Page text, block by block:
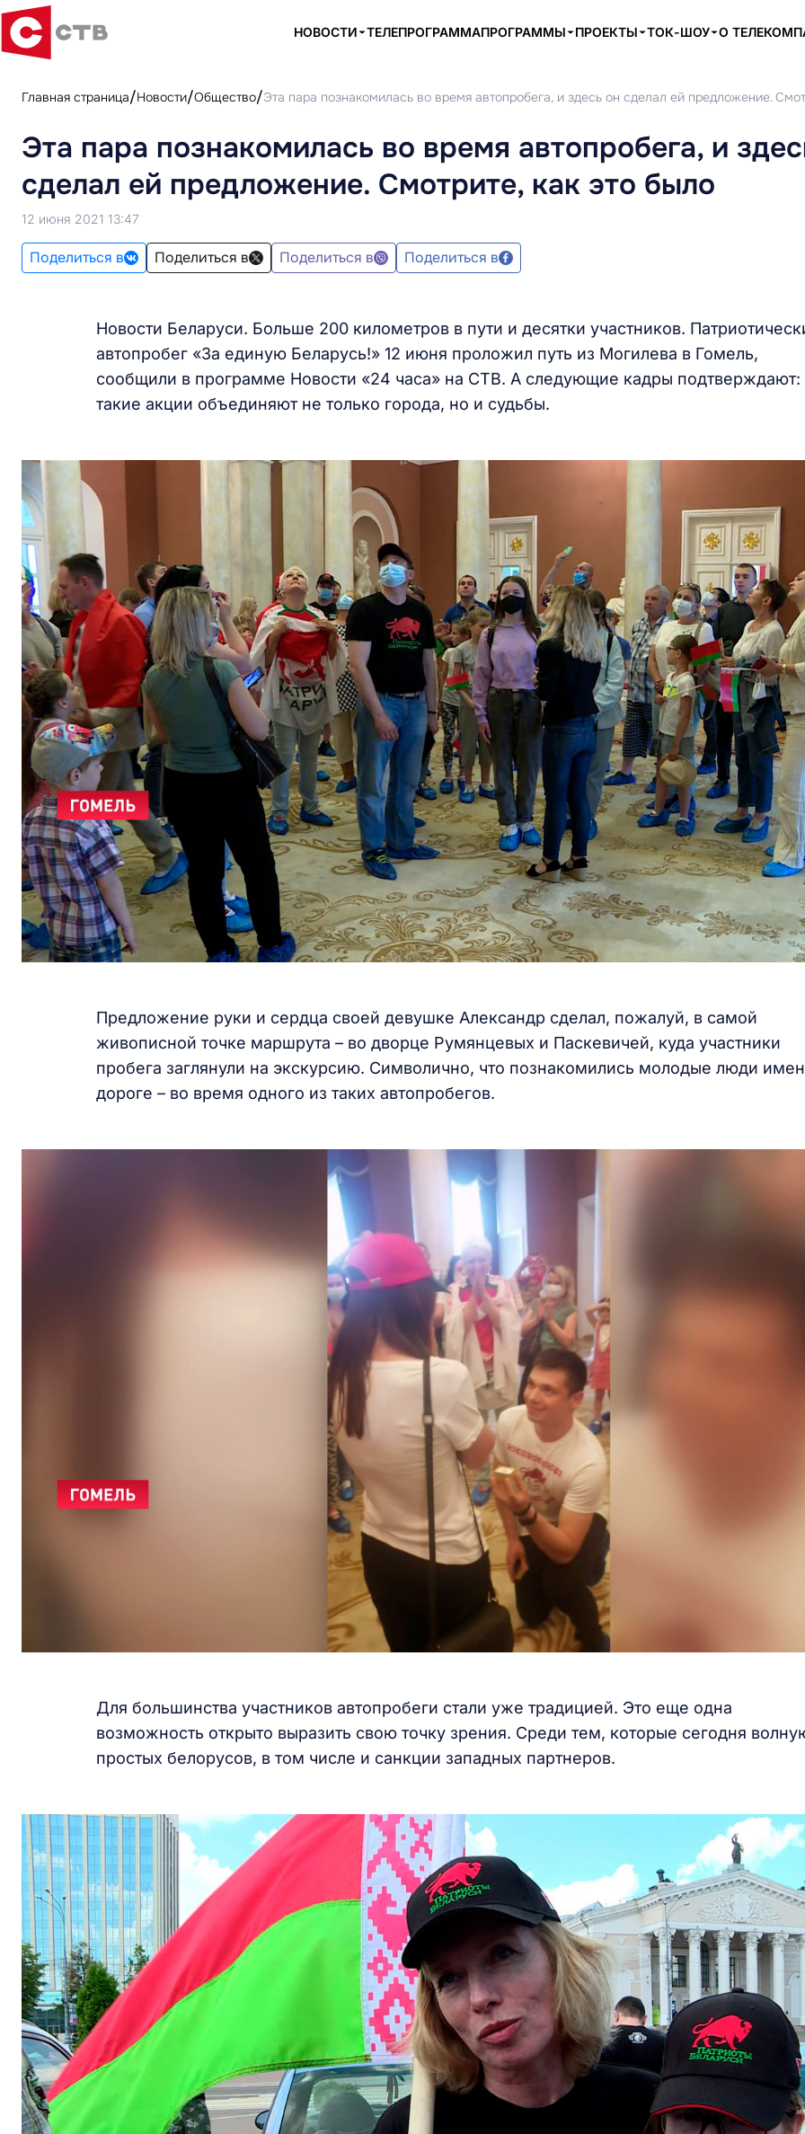
НОВОСТИ ТЕЛЕПРОГРАММАПРОГРАММЫ ПРОЕКТЫ ТОК-ШОУ О
Главная страница Новости Общество Эта пара познакомилась во время автопробега, и здесь он сделал ей предложение.
Эта пара познакомилась во время автопробега, и
сделал ей предложение. Смотрите, как это было
12 июня 2021 13:47
Поделиться в Поделиться в Поделиться в Поделиться в
Новости Беларуси. Больше 200 километров в пути и десятки участников.
автопробег «За единую Беларусь!» 12 июня проложил путь из Могилева в Гомель,
сообщили в программе Новости «24 часа» на СТВ. А следующие кадры подтверждают:
такие акции объединяют не только города, но и судьбы.
Предложение руки и сердца своей девушке Александр сделал, пожалуй, в самой
живописной точке маршрута – во дворце Румянцевых и Паскевичей, куда участники
пробега заглянули на экскурсию. Символично, что познакомились молодые люди
дороге – во время одного из таких автопробегов.
Для большинства участников автопробеги стали уже традицией. Это еще одна
возможность открыто выразить свою точку зрения. Среди тем, которые сегодня
простых белорусов, в том числе и санкции западных партнеров.